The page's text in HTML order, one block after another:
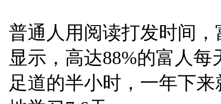
普通人用阅读打发时间
显示，高达88%的富人
足道的半小时，一年下